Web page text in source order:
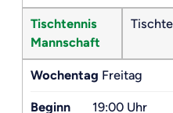
Tischtennis
Mannschaft
Wochentag Freitag
Beginn 19:00 Uhr